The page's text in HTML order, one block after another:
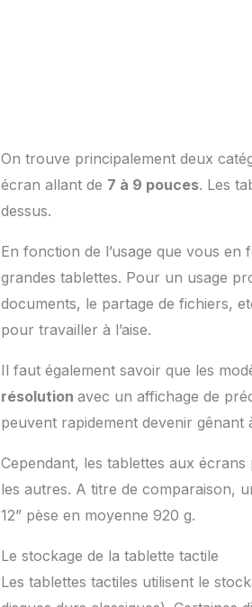
On trouve principalement deux
écran allant de 7 à 9 pouces. Les
dessus.
En fonction de l’usage que vous
grandes tablettes. Pour un usage
documents, le partage de fichiers,
pour travailler à l’aise.
Il faut également savoir que les
résolution avec un affichage de
peuvent rapidement devenir gênant
Cependant, les tablettes aux écrans
les autres. A titre de comparaison,
12” pèse en moyenne 920 g.
Le stockage de la tablette tactile
Les tablettes tactiles utilisent le